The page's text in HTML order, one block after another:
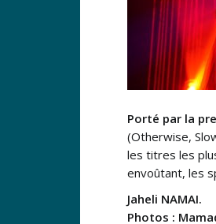
Porté par la
(Otherwise,
les titres les
envoûtant, les
Jaheli NAMAI.
Photos :